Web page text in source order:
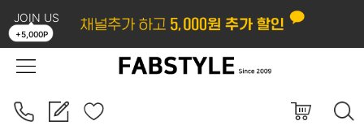
JOIN US
+5,000P
LOGIN ORDER MYPAGE